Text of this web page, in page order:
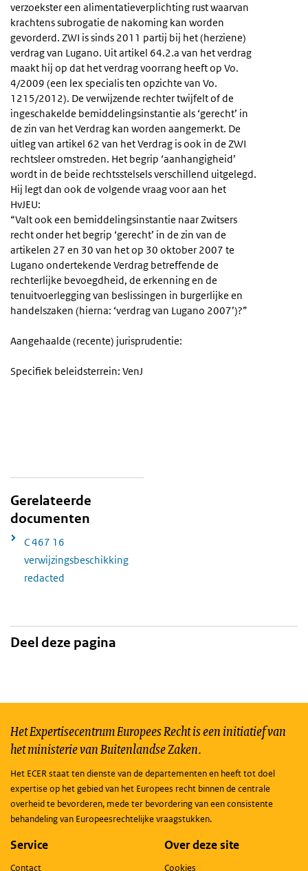
verzoekster een alimentatieverplichting rust waarvan
krachtens subrogatie de nakoming kan worden
gevorderd. ZWI is sinds 2011 partij bij het (herziene)
verdrag van Lugano. Uit artikel 64.2.a van het verdrag
maakt hij op dat het verdrag voorrang heeft op Vo.
4/2009 (een lex specialis ten opzichte van Vo.
1215/2012). De verwijzende rechter twijfelt of de
ingeschakelde bemiddelingsinstantie als ‘gerecht’ in
de zin van het Verdrag kan worden aangemerkt. De
uitleg van artikel 62 van het Verdrag is ook in de ZWI
rechtsleer omstreden. Het begrip ‘aanhangigheid’
wordt in de beide rechtsstelsels verschillend uitgelegd.
Hij legt dan ook de volgende vraag voor aan het
HvJEU:
“Valt ook een bemiddelingsinstantie naar Zwitsers
recht onder het begrip ‘gerecht’ in de zin van de
artikelen 27 en 30 van het op 30 oktober 2007 te
Lugano ondertekende Verdrag betreffende de
rechterlijke bevoegdheid, de erkenning en de
tenuitvoerlegging van beslissingen in burgerlijke en
handelszaken (hierna: ‘verdrag van Lugano 2007’)?”
Aangehaalde (recente) jurisprudentie:
Specifiek beleidsterrein: VenJ
Gerelateerde
documenten
C 467 16
verwijzingsbeschikking
redacted
Deel deze pagina
Het Expertisecentrum Europees Recht is een initiatief van
het ministerie van Buitenlandse Zaken.
Het ECER staat ten dienste van de departementen en heeft tot doel
expertise op het gebied van het Europees recht binnen de centrale
overheid te bevorderen, mede ter bevordering van een consistente
behandeling van Europeesrechtelijke vraagstukken.
Service
Contact
Over deze site
Cookies